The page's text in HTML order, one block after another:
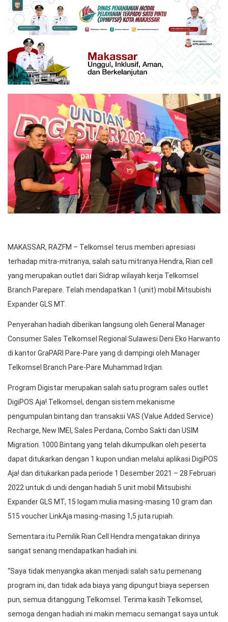
MAKASSAR, RAZFM – Telkomsel terus memberi apresiasi
terhadap mitra-mitranya, salah satu mitranya Hendra, Rian cell
yang merupakan outlet dari Sidrap wilayah kerja Telkomsel
Branch Parepare. Telah mendapatkan 1 (unit) mobil Mitsubishi
Expander GLS MT.
Penyerahan hadiah diberikan langsung oleh General Manager
Consumer Sales Telkomsel Regional Sulawesi Deni Eko Harwanto
di kantor GraPARI Pare-Pare yang di dampingi oleh Manager
Telkomsel Branch Pare-Pare Muhammad Irdjan.
Program Digistar merupakan salah satu program sales outlet
DigiPOS Aja! Telkomsel, dengan sistem mekanisme
pengumpulan bintang dan transaksi VAS (Value Added Service)
Recharge, New IMEI, Sales Perdana, Combo Sakti dan USIM
Migration. 1000 Bintang yang telah dikumpulkan oleh peserta
dapat ditukarkan dengan 1 kupon undian melalui aplikasi DigiPOS
Aja! dan ditukarkan pada periode 1 Desember 2021 – 28 Februari
2022 untuk di undi dengan hadiah 5 unit mobil Mitsubishi
Expander GLS MT, 15 logam mulia masing-masing 10 gram dan
515 voucher LinkAja masing-masing 1,5 juta rupiah.
Sementara itu Pemilik Rian Cell Hendra mengatakan dirinya
sangat senang mendapatkan hadiah ini.
“Saya tidak menyangka akan menjadi salah satu pemenang
program ini, dan tidak ada biaya yang dipungut biaya sepersen
pun, semua ditanggung Telkomsel. Terima kasih Telkomsel,
semoga dengan hadiah ini makin memacu semangat saya untuk